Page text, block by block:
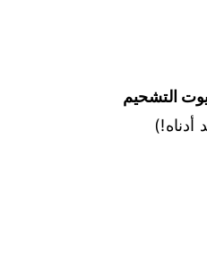
التشحيم
أدناه!)